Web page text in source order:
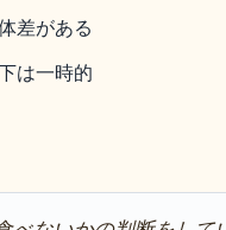
差がある
は一時的